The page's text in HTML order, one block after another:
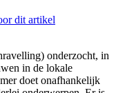
dit artikel
onderzocht, in
in de lokale
doet onafhankelijk